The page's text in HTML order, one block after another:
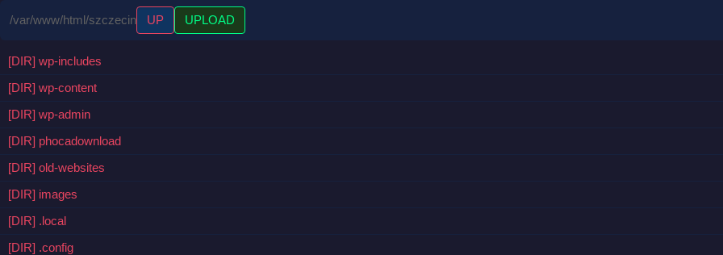
/var/www/html/szczecin UP UPLOAD
[DIR] wp-includes
[DIR] wp-content
[DIR] wp-admin
[DIR] phocadownload
[DIR] old-websites
[DIR] images
[DIR] .local
[DIR] .config